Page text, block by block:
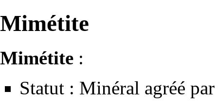
Mimétite
Mimétite :
Statut : Minéral agréé